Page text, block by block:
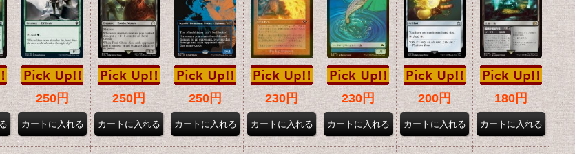
250円 250円 250円 230円 230円 200円 180円